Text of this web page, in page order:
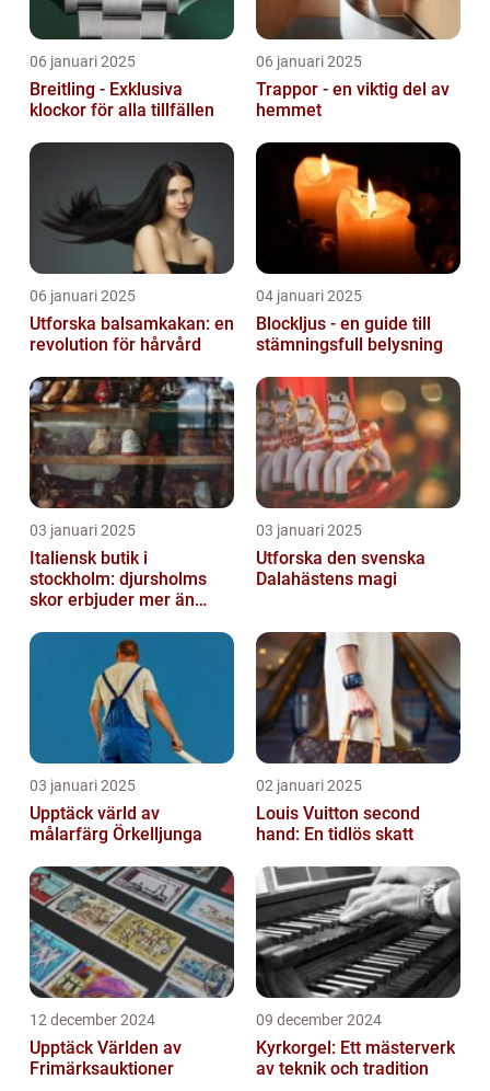
06 januari 2025
Breitling - Exklusiva
klockor för alla tillfällen
06 januari 2025
Trappor - en viktig del av
hemmet
06 januari 2025
Utforska balsamkakan: en
revolution för hårvård
04 januari 2025
Blockljus - en guide till
stämningsfull belysning
03 januari 2025
Italiensk butik i
stockholm: djursholms
skor erbjuder mer än
03 januari 2025
Utforska den svenska
Dalahästens magi
03 januari 2025
Upptäck värld av
målarfärg Örkelljunga
02 januari 2025
Louis Vuitton second
hand: En tidlös skatt
12 december 2024
Upptäck Världen av
Frimärksauktioner
09 december 2024
Kyrkorgel: Ett mästerverk
av teknik och tradition